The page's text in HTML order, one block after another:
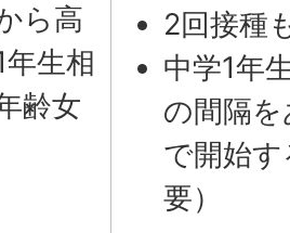
ら高
年生相
齢女
2回接種
中学1年
の間隔
で開始
要）